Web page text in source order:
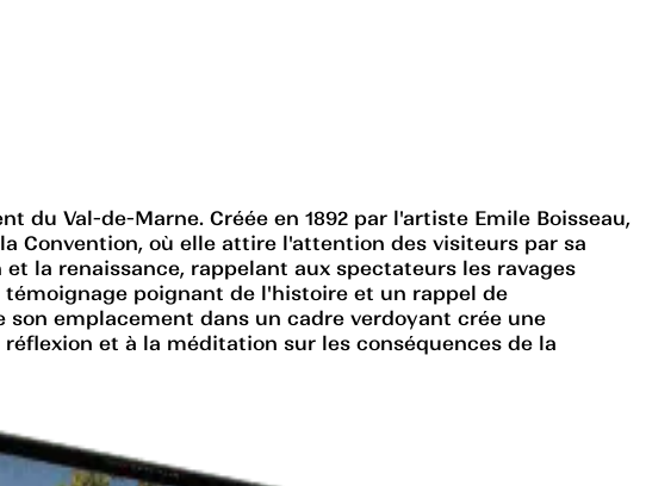
Val-de-Marne. Créée en 1892 par l'artiste Emile Boisseau,
Convention, où elle attire l'attention des visiteurs par sa
la renaissance, rappelant aux spectateurs les ravages
poignant de l'histoire et un rappel de
emplacement dans un cadre verdoyant crée une
et à la méditation sur les conséquences de la